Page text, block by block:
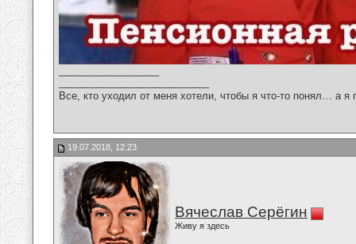
Все, кто уходил от меня хотели, чтобы я что-то понял… а
19.07.2018, 12:23
Вячеслав Серёгин
Живу я здесь